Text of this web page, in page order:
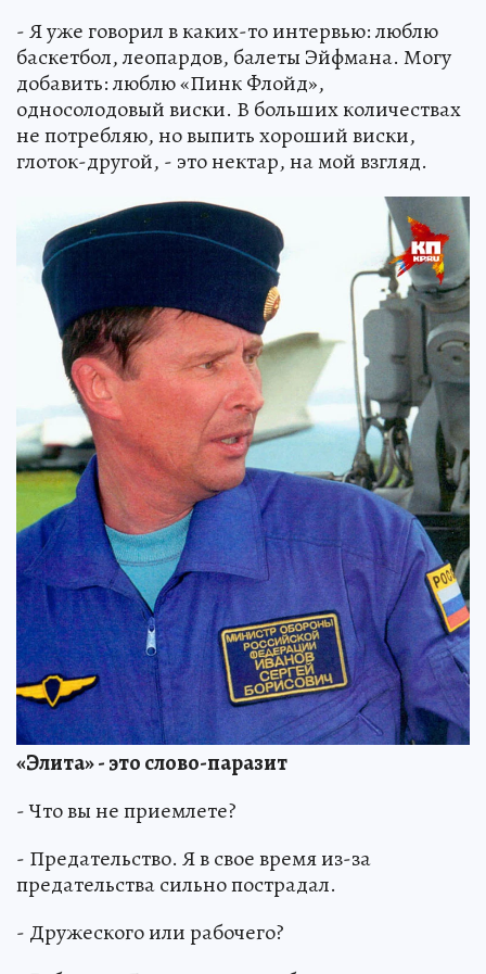
- Я уже говорил в каких-то интервью: люблю
баскетбол, леопардов, балеты Эйфмана. Могу
добавить: люблю «Пинк Флойд»,
односолодовый виски. В больших количествах
не потребляю, но выпить хороший виски,
глоток-другой, - это нектар, на мой взгляд.
«Элита» - это слово-паразит
- Что вы не приемлете?
- Предательство. Я в свое время из-за
предательства сильно пострадал.
- Дружеского или рабочего?